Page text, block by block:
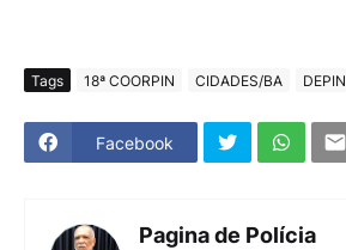
Tags 18ª COORPIN CIDADES/BA DEPIN
Facebook
Pagina de Polícia